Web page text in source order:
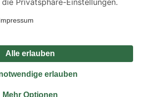
verfügbar. Die angegebenen Verfügbarkeiten beziehen
gilt nicht für Artikel mit Speditionsversand, hier
Impressum
Widerrufsrecht
Vertrag widerrufen